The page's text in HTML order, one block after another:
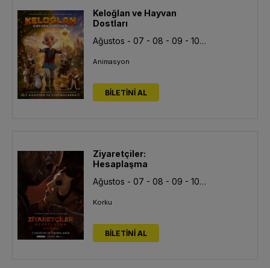
Keloğlan ve Hayvan
Dostları
Ağustos - 07 - 08 - 09 - 10 - 11 - 12 - 13
Animasyon
BİLETİNİ AL
Ziyaretçiler:
Hesaplaşma
Ağustos - 07 - 08 - 09 - 10 - 11 - 12 - 13
Korku
BİLETİNİ AL